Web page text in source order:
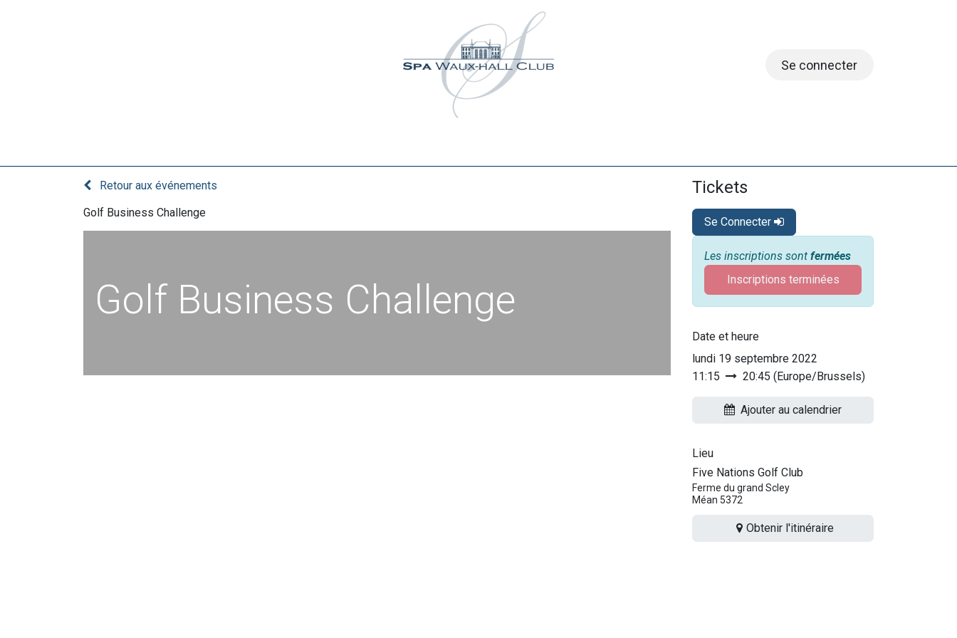
Se connecter
Retour aux événements
Golf Business Challenge
Golf Business Challenge
Tickets
Se Connecter
Les inscriptions sont fermées
Inscriptions terminées
Date et heure
lundi 19 septembre 2022
11:15
20:45 (Europe/Brussels)
Ajouter au calendrier
Lieu
Five Nations Golf Club
Ferme du grand Scley
Méan 5372
Obtenir l'itinéraire